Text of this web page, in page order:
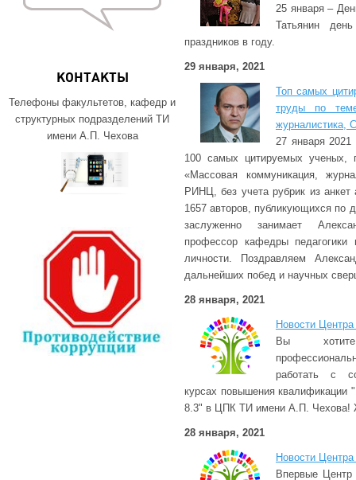
КОНТАКТЫ
Телефоны факультетов, кафедр и
структурных подразделений ТИ
имени А.П. Чехова
25 января –
Татьянин
праздников в году.
29 января, 2021
Топ самых
труды по
журналистика,
27 января 2021
100 самых цитируемых ученых,
«Массовая коммуникация,
РИНЦ, без учета рубрик из
1657 авторов, публикующихся по
заслуженно занимает
профессор кафедры педагогики
личности. Поздравляем
дальнейших побед и научных
28 января, 2021
Новости
Вы
работать с
курсах повышения квалификации
8.3" в ЦПК ТИ имени А.П. Чехова!
28 января, 2021
Новости
Впервые